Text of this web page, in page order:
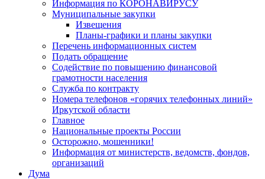
Информация по КОРОНАВИРУСУ
Муниципальные закупки
Извещения
Планы-графики и планы закупки
Перечень информационных систем
Подать обращение
Содействие по повышению финансовой
грамотности населения
Служба по контракту
Номера телефонов «горячих телефонных линий»
Иркутской области
Главное
Национальные проекты России
Осторожно, мошенники!
Информация от министерств, ведомств, фондов,
организаций
Дума